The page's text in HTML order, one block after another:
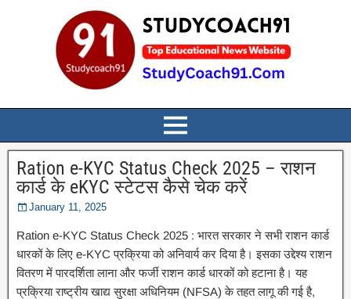
Ration e-KYC Status Check 2025 – राशन
कार्ड के eKYC स्टेटस कैसे चेक करें
January 11, 2025
Ration e-KYC Status Check 2025 : भारत सरकार ने सभी राशन कार्ड
धारकों के लिए e-KYC प्रक्रिया को अनिवार्य कर दिया है। इसका उद्देश्य राशन
वितरण में पारदर्शिता लाना और फर्जी राशन कार्ड धारकों को हटाना है। यह
प्रक्रिया राष्ट्रीय खाद्य सुरक्षा अधिनियम (NFSA) के तहत लागू की गई है,